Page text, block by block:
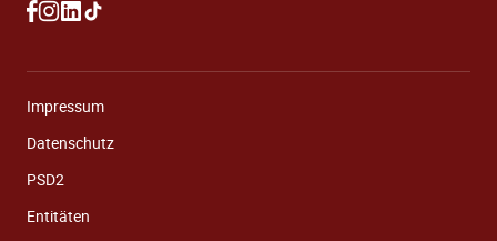
Impressum
Datenschutz
PSD2
Entitäten